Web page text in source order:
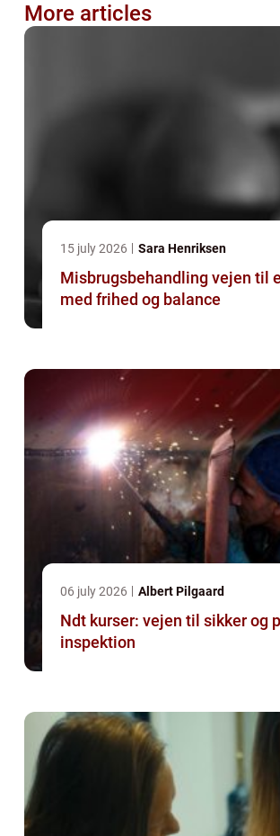
More articles
15 july 2026 Sara Henriksen
Misbrugsbehandling vejen til et liv
med frihed og balance
06 july 2026 Albert Pilgaard
Ndt kurser: vejen til sikker og
inspektion